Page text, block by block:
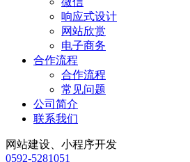
响应式设计
网站欣赏
电子商务
合作流程
合作流程
常见问题
公司简介
联系我们
网站建设、小程序开发
0592-5281051